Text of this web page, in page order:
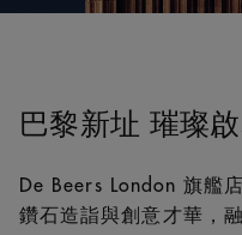
巴黎新址 璀璨
De Beers London 旗艦
鑽石造詣與創意才華，